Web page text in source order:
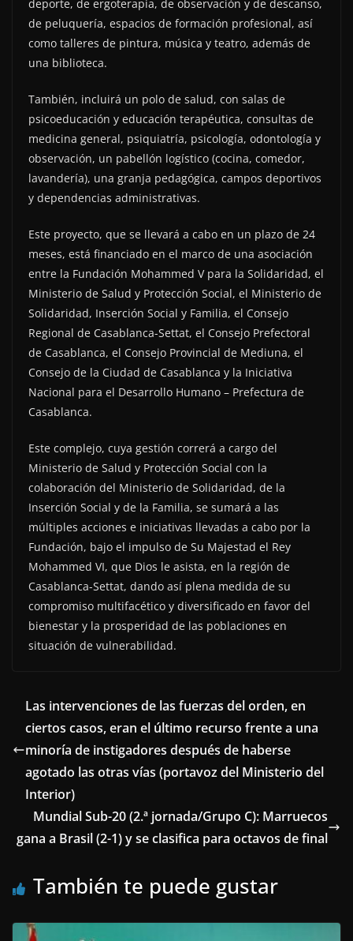
deporte, de ergoterapia, de observación y de descanso,
de peluquería, espacios de formación profesional, así
como talleres de pintura, música y teatro, además de
una biblioteca.
También, incluirá un polo de salud, con salas de
psicoeducación y educación terapéutica, consultas de
medicina general, psiquiatría, psicología, odontología y
observación, un pabellón logístico (cocina, comedor,
lavandería), una granja pedagógica, campos deportivos
y dependencias administrativas.
Este proyecto, que se llevará a cabo en un plazo de 24
meses, está financiado en el marco de una asociación
entre la Fundación Mohammed V para la Solidaridad, el
Ministerio de Salud y Protección Social, el Ministerio de
Solidaridad, Inserción Social y Familia, el Consejo
Regional de Casablanca-Settat, el Consejo Prefectoral
de Casablanca, el Consejo Provincial de Mediuna, el
Consejo de la Ciudad de Casablanca y la Iniciativa
Nacional para el Desarrollo Humano – Prefectura de
Casablanca.
Este complejo, cuya gestión correrá a cargo del
Ministerio de Salud y Protección Social con la
colaboración del Ministerio de Solidaridad, de la
Inserción Social y de la Familia, se sumará a las
múltiples acciones e iniciativas llevadas a cabo por la
Fundación, bajo el impulso de Su Majestad el Rey
Mohammed VI, que Dios le asista, en la región de
Casablanca-Settat, dando así plena medida de su
compromiso multifacético y diversificado en favor del
bienestar y la prosperidad de las poblaciones en
situación de vulnerabilidad.
Las intervenciones de las fuerzas del orden, en
ciertos casos, eran el último recurso frente a una
minoría de instigadores después de haberse
agotado las otras vías (portavoz del Ministerio del
Interior)
Mundial Sub-20 (2.ª jornada/Grupo C): Marruecos
gana a Brasil (2-1) y se clasifica para octavos de final
También te puede gustar